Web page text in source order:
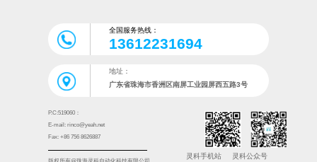
全国服务热线：
13612231694
地址：
广东省珠海市香洲区南屏工业园屏西五路3号
P.C:519060：
E-mail: rinco@yeah.net
Fax: +86 756 8626887
版权所有@珠海灵科自动化科技有限公司
灵科手机站 灵科公众号